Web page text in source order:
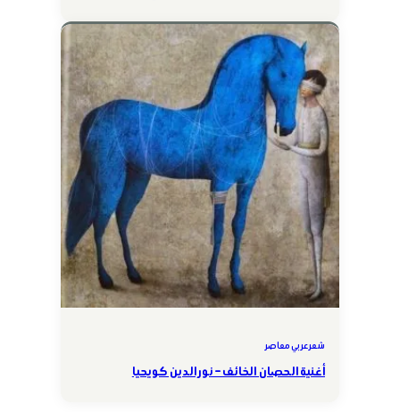
شعر عربي معاصر
أغنية الحصان الخائف – نور الدين كويحيا